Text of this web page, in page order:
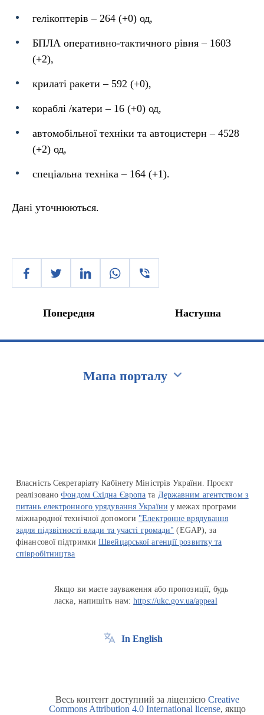
гелікоптерів – 264 (+0) од,
БПЛА оперативно-тактичного рівня – 1603
(+2),
крилаті ракети ‒ 592 (+0),
кораблі /катери ‒ 16 (+0) од,
автомобільної техніки та автоцистерн – 4528
(+2) од,
спеціальна техніка ‒ 164 (+1).
Дані уточнюються.
Попередня Наступна
Мапа порталу
Власність Секретаріату Кабінету Міністрів України. Проєкт
реалізованоФондом Східна Європа та Державним агентством з
питань електронного урядування України у межах програми
міжнародної технічної допомоги "Електронне врядування
задля підзвітності влади та участі громади" (EGAP), за
фінансової підтримкиШвейцарської агенції розвитку та
співробітництва
Якщо ви маєте зауваження або пропозиції, будь
ласка, напишіть нам:https://ukc.gov.ua/appeal
In English
Весь контент доступний за ліцензією Creative
Commons Attribution 4.0 International license, якщо